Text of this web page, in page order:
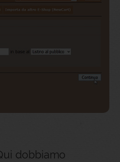
dobbiamo